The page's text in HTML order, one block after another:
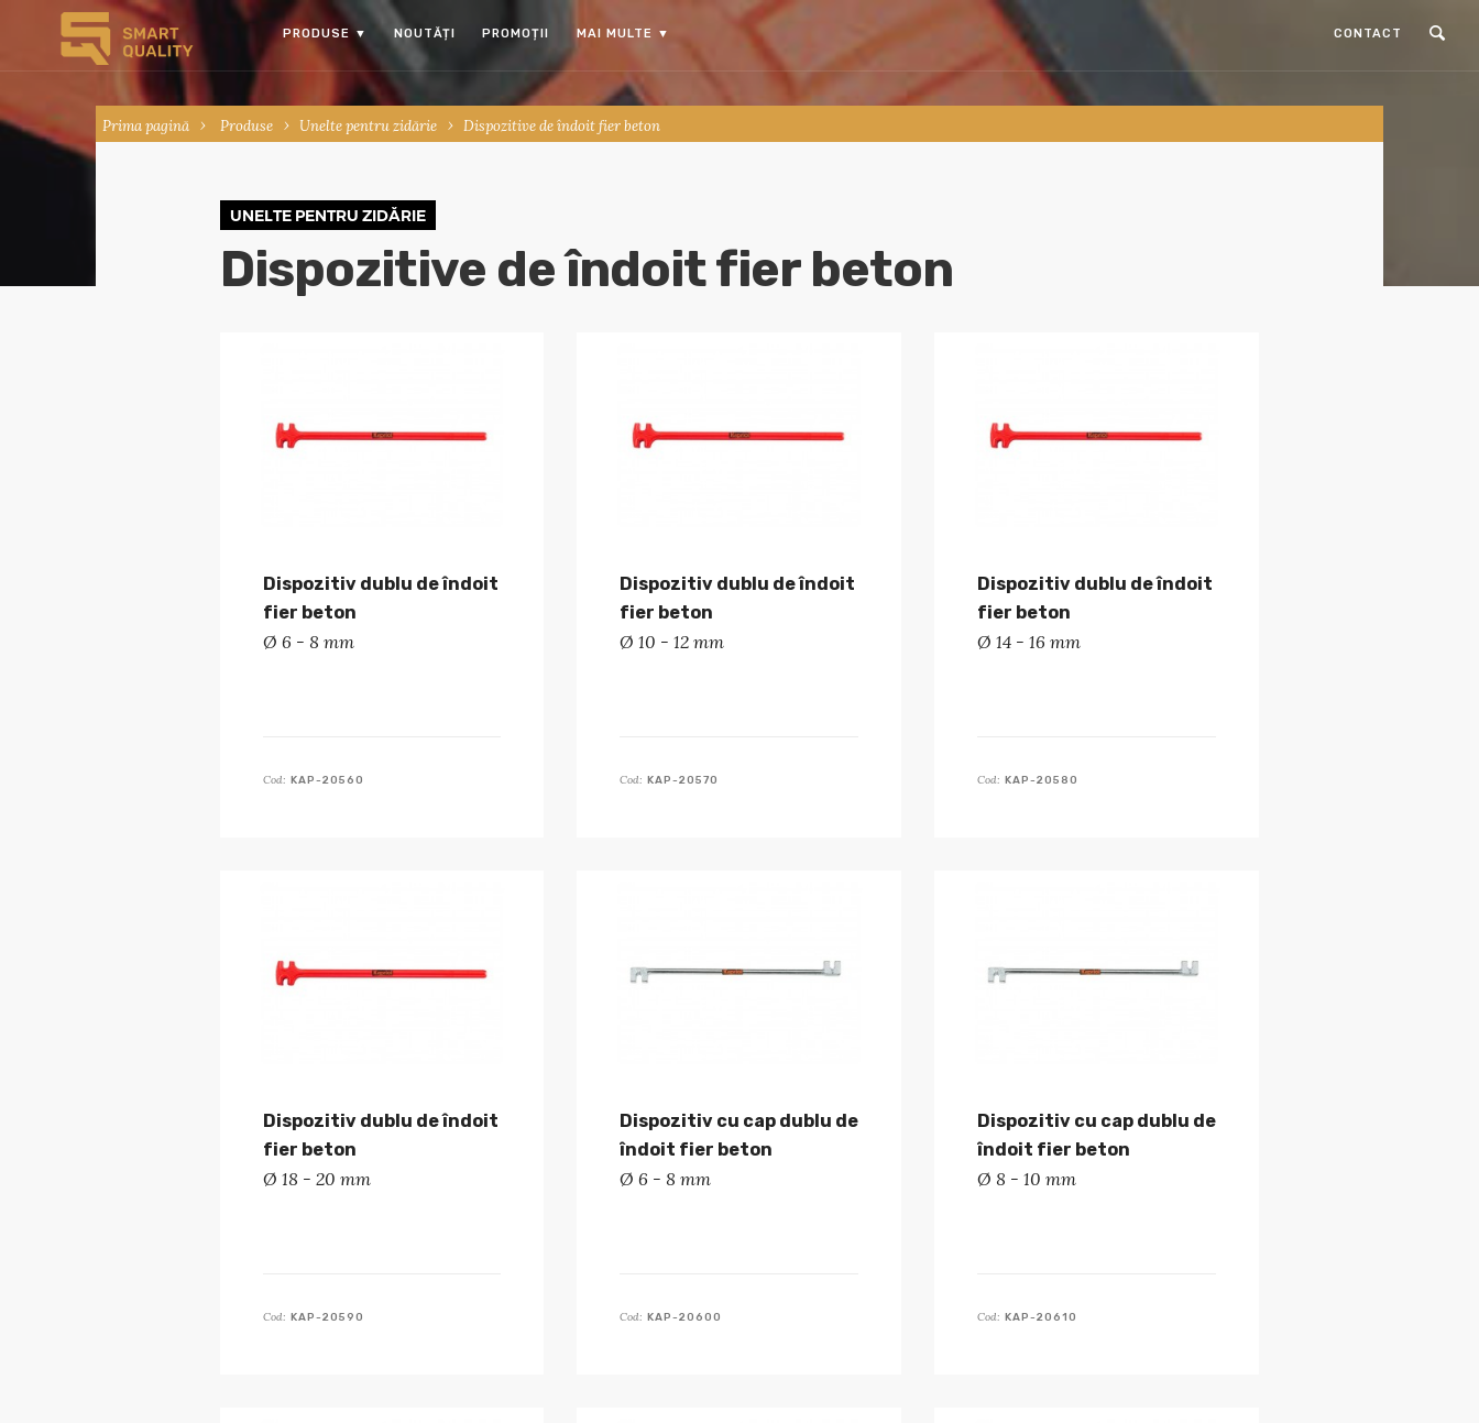
PRODUSE ▼ NOUTĂȚI PROMOȚII MAI MULTE ▼ CONTACT
Prima pagină Produse Unelte pentru zidărie Dispozitive de îndoit fier beton
UNELTE PENTRU ZIDĂRIE
Dispozitive de îndoit fier beton
Dispozitiv dublu de îndoit
fier beton
Ø 6 - 8 mm
Cod: KAP-20560
Dispozitiv dublu de îndoit
fier beton
Ø 10 - 12 mm
Cod: KAP-20570
Dispozitiv dublu de îndoit
fier beton
Ø 14 - 16 mm
Cod: KAP-20580
Dispozitiv dublu de îndoit
fier beton
Ø 18 - 20 mm
Cod: KAP-20590
Dispozitiv cu cap dublu de
îndoit fier beton
Ø 6 - 8 mm
Cod: KAP-20600
Dispozitiv cu cap dublu de
îndoit fier beton
Ø 8 - 10 mm
Cod: KAP-20610